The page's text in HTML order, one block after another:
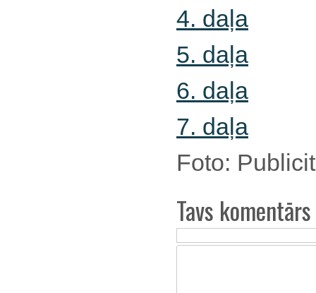
4. daļa
5. daļa
6. daļa
7. daļa
Foto:
Tavs komentārs